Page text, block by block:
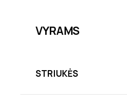
VYRAMS
STRIUKĖS